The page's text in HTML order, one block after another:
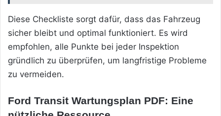
Diese Checkliste sorgt dafür, dass das Fahrzeug
sicher bleibt und optimal funktioniert. Es wird
empfohlen, alle Punkte bei jeder Inspektion
gründlich zu überprüfen, um langfristige Probleme
zu vermeiden.
Ford Transit Wartungsplan PDF: Eine